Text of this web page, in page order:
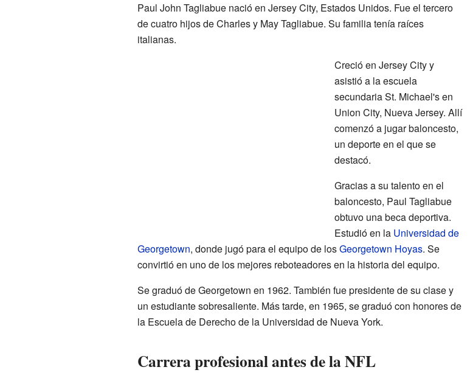
Paul John Tagliabue nació en Jersey City, Estados Unidos. Fue el tercero
de cuatro hijos de Charles y May Tagliabue. Su familia tenía raíces
italianas.
Creció en Jersey City y
asistió a la escuela
secundaria St. Michael's en
Union City, Nueva Jersey. Allí
comenzó a jugar baloncesto,
un deporte en el que se
destacó.
Gracias a su talento en el
baloncesto, Paul Tagliabue
obtuvo una beca deportiva.
Estudió en la Universidad de
Georgetown, donde jugó para el equipo de losGeorgetown Hoyas. Se
convirtió en uno de los mejores reboteadores en la historia del equipo.
Se graduó de Georgetown en 1962. También fue presidente de su clase y
un estudiante sobresaliente. Más tarde, en 1965, se graduó con honores de
la Escuela de Derecho de la Universidad de Nueva York.
Carrera profesional antes de la NFL